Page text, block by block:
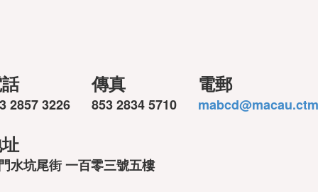
傳真 電郵
2857 3226 853 2834 5710
水坑尾街 一百零三號五樓